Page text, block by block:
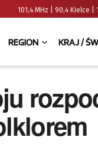
101,4 MHz | 90,4 Kielce
REGION KRAJ /